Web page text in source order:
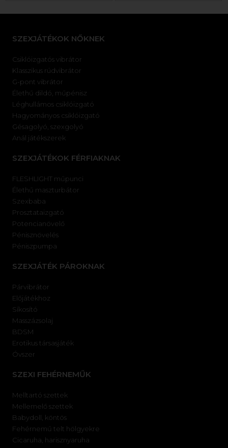
SZEXJÁTÉKOK NŐKNEK
Csiklóizgatós vibrátor
Klasszikus rúdvibrátor
G-pont vibrátor
Élethű dildó, műpénisz
Léghullámos csiklóizgató
Hagyományos csiklóizgató
Gésagolyó, szexgolyó
Anál játékszerek
SZEXJÁTÉKOK FÉRFIAKNAK
FLESHLIGHT műpunci
Élethű maszturbátor
Szexbaba
Prosztataizgató
Potencianövelő
Pénisznövelés
Péniszpumpa
SZEXJÁTÉK PÁROKNAK
Párvibrátor
Előjátékhoz
Síkosító
Masszázsolaj
BDSM
Erotikus társasjáték
Óvszer
SZEXI FEHÉRNEMŰK
Melltartó szettek
Mellemelő szettek
Babydoll, köntös
Fehérnemű telt hölgyekre
Cicaruha, harisznyaruha